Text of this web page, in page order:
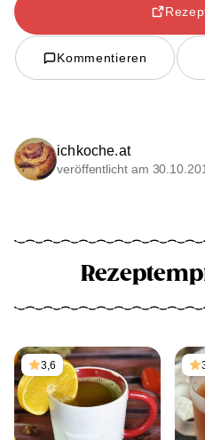
Kommentieren
ichkoche.at
veröffentlicht am
3,6